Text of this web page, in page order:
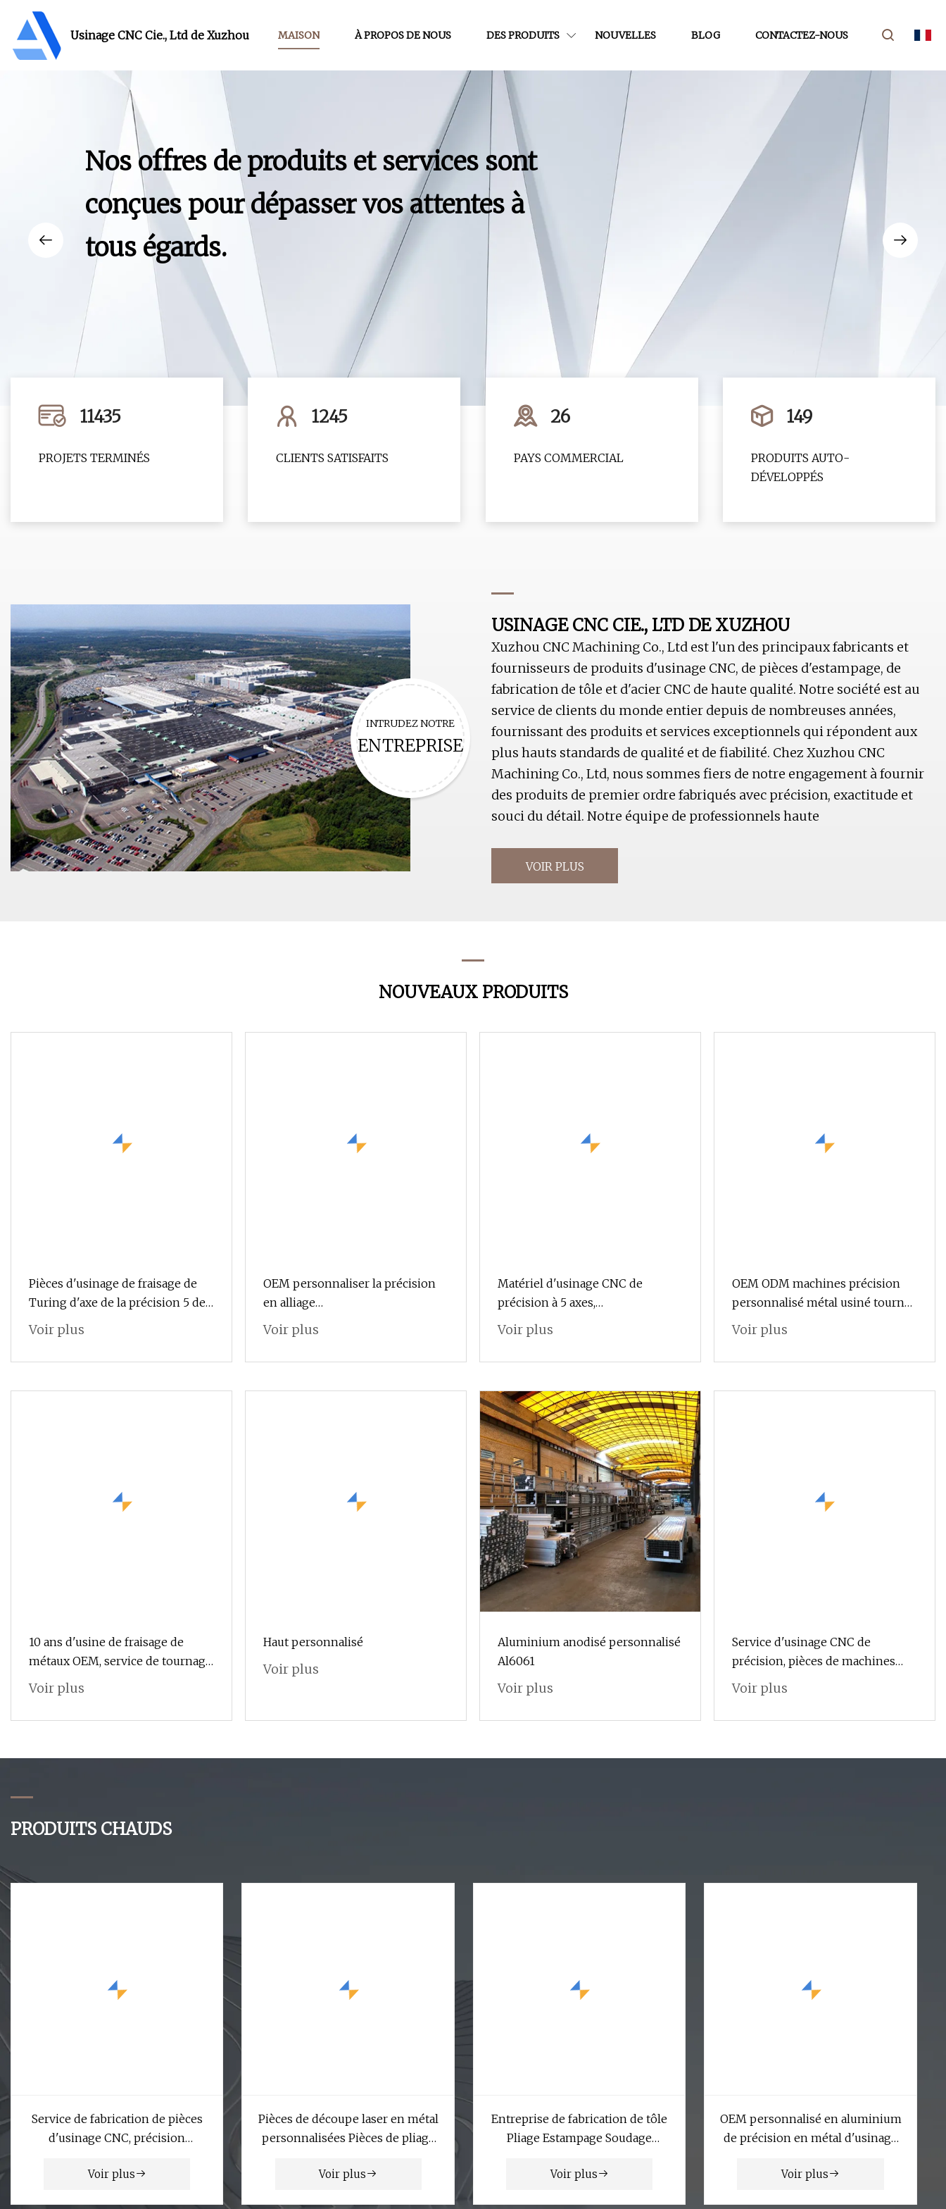
Usinage CNC Cie., Ltd de Xuzhou MAISON À PROPOS DE NOUS DES PRODUITS NOUVELLES BLOG CONTACTEZ-NOUS
11435
PROJETS TERMINÉS
1245
CLIENTS SATISFAITS
26
PAYS COMMERCIAL
149
PRODUITS AUTO-
DÉVELOPPÉS
INTRUDEZ NOTRE
ENTREPRISE
USINAGE CNC CIE., LTD DE XUZHOU
Xuzhou CNC Machining Co., Ltd est l'un des principaux fabricants et
fournisseurs de produits d'usinage CNC, de pièces d'estampage, de
fabrication de tôle et d'acier CNC de haute qualité. Notre société est au
service de clients du monde entier depuis de nombreuses années,
fournissant des produits et services exceptionnels qui répondent aux
plus hauts standards de qualité et de fiabilité. Chez Xuzhou CNC
Machining Co., Ltd, nous sommes fiers de notre engagement à fournir
des produits de premier ordre fabriqués avec précision, exactitude et
souci du détail. Notre équipe de professionnels haute
VOIR PLUS
NOUVEAUX PRODUITS
Pièces d'usinage de fraisage de
Turing d'axe de la précision 5 de
commande numérique par
ordinateur d'acier inoxydable
Voir plus
OEM personnaliser la précision
en alliage
d'aluminium/acier/pièces de
machines en acier inoxydable
moulage sous pression/moulage
Voir plus
Matériel d'usinage CNC de
précision à 5 axes,
anodisation/revêtement de
pièces en aluminium en acier
inoxydable, pièces d'usinage CNC
Voir plus
OEM ODM machines précision
personnalisé métal usiné tourné
anodisé tour fraisé tournant
fraiseuse usinage mécanique CNC
pliage pièce d'usinage en
Voir plus
10 ans d'usine de fraisage de
métaux OEM, service de tournage
de pièces d'usinage CNC en
aluminium
Voir plus
Haut personnalisé
Voir plus
Aluminium anodisé personnalisé
Al6061
Voir plus
Service d'usinage CNC de
précision, pièces de machines
métalliques, équipement médical
en aluminium personnalisé,
pièces de tournage CNC
Voir plus
PRODUITS CHAUDS
Service de fabrication de pièces
d'usinage CNC, précision
aluminium, titane, fraisage,
Voir plus
Pièces de découpe laser en métal
personnalisées Pièces de pliage
Voir plus
Entreprise de fabrication de tôle
Pliage Estampage Soudage
Voir plus
OEM personnalisé en aluminium
de précision en métal d'usinage
de pièces de rechange de fraisage
Voir plus